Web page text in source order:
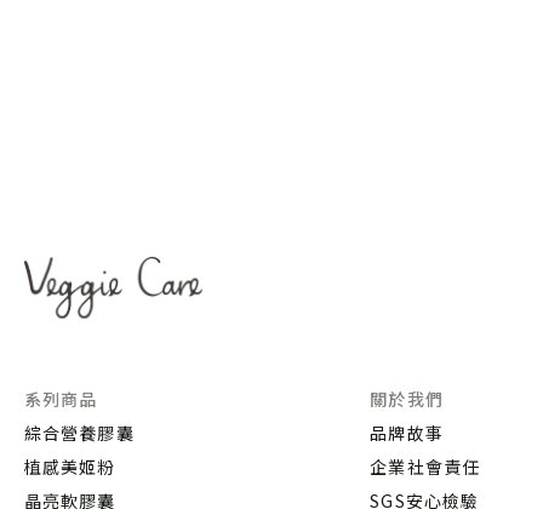
系列商品
綜合營養膠囊
植感美姬粉
晶亮軟膠囊
關於我們
品牌故事
企業社會責任
SGS安心檢驗